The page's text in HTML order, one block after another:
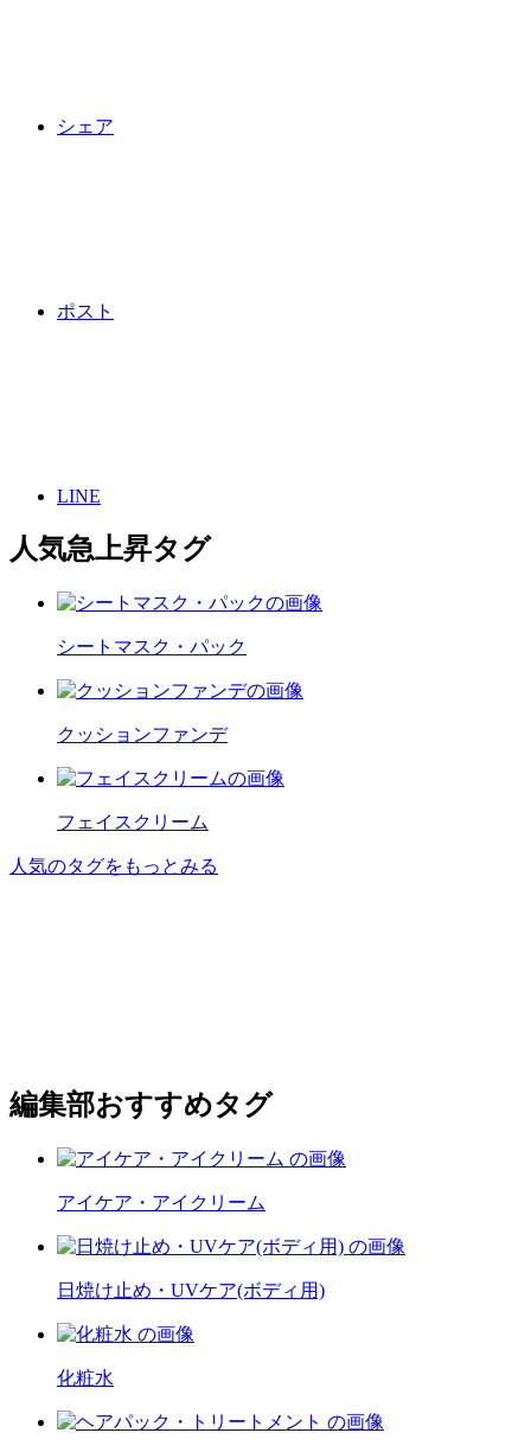
シェア
ポスト
LINE
人気急上昇タグ
シートマスク・パック
クッションファンデ
フェイスクリーム
人気のタグをもっとみる
編集部おすすめタグ
アイケア・アイクリーム
日焼け止め・UVケア(ボディ用)
化粧水